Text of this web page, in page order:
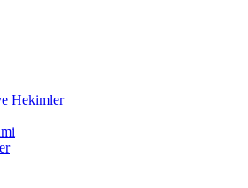
Hekimler